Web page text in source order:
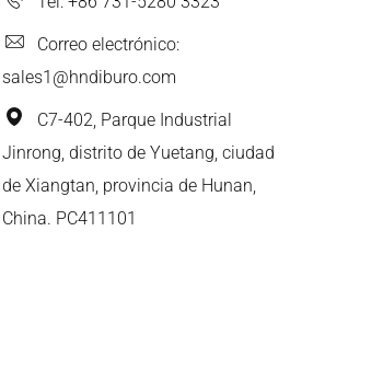
Correo electrónico:
sales1@hndiburo.com
C7-402, Parque Industrial
Jinrong, distrito de Yuetang, ciudad
de Xiangtan, provincia de Hunan,
China. PC411101